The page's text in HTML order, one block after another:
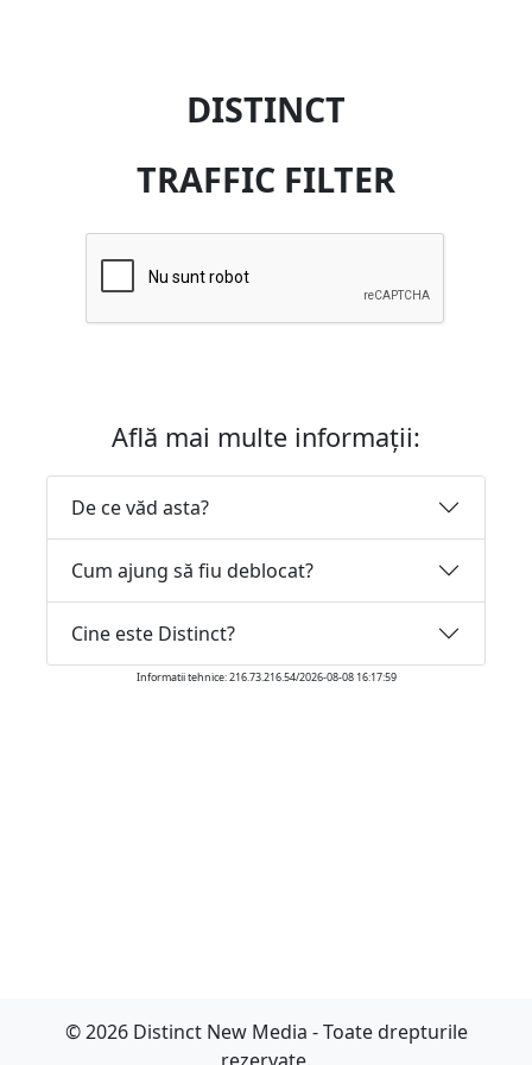
DISTINCT
TRAFFIC FILTER
Află mai multe informații:
De ce văd asta?
Cum ajung să fiu deblocat?
Cine este Distinct?
Informatii tehnice: 216.73.216.54/2026-08-08 16:17:59
© 2026 Distinct New Media - Toate drepturile